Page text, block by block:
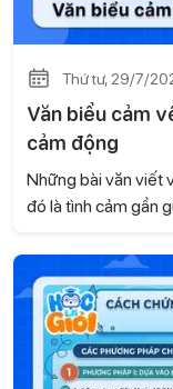
Thứ tư, 29/7/
Văn biểu cảm
cảm động
Những bài văn viết
đó là tình cảm gần
hay, chân thành và
có thể tham khảo.